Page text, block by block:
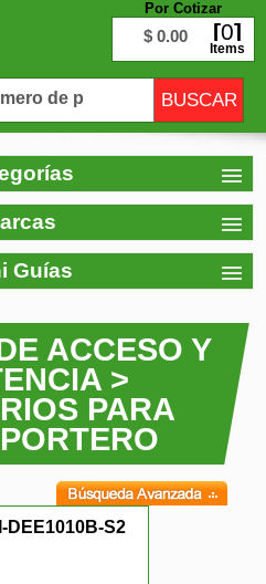
Por Cotizar
$ 0.00 0
Items
Guías
ACCESO Y
>
PARA
DEE1010B-S2